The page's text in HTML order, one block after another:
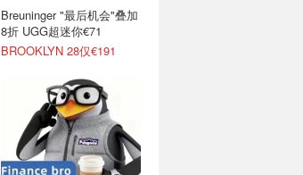
Breuninger "最后机会"叠加
8折 UGG超迷你€71
BROOKLYN 28仅€191